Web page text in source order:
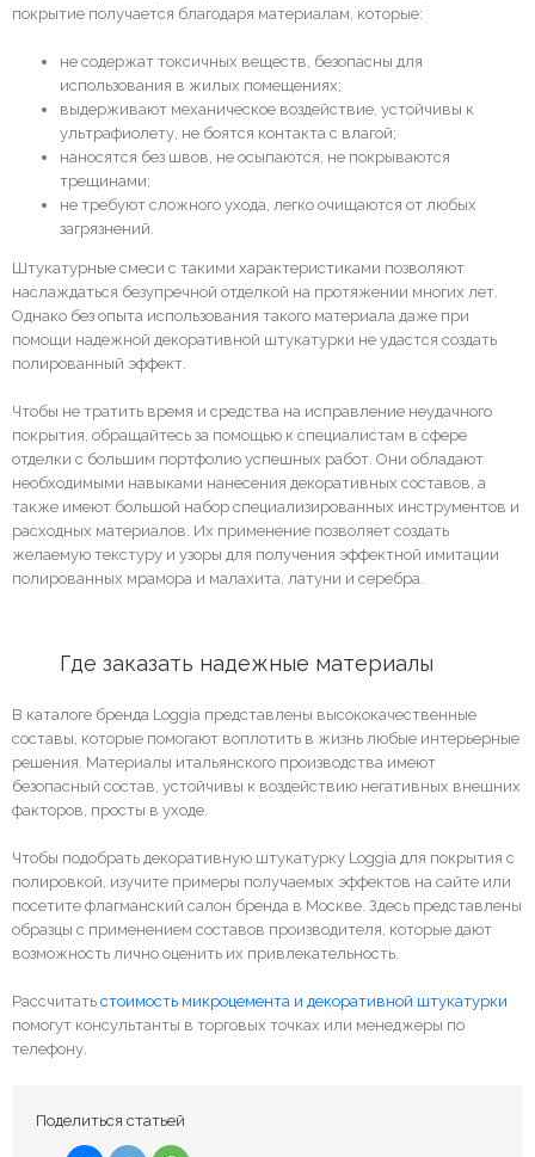
покрытие получается благодаря материалам, которые:
не содержат токсичных веществ, безопасны для
использования в жилых помещениях;
выдерживают механическое воздействие, устойчивы к
ультрафиолету, не боятся контакта с влагой;
наносятся без швов, не осыпаются, не покрываются
трещинами;
не требуют сложного ухода, легко очищаются от любых
загрязнений.
Штукатурные смеси с такими характеристиками позволяют
наслаждаться безупречной отделкой на протяжении многих лет.
Однако без опыта использования такого материала даже при
помощи надежной декоративной штукатурки не удастся создать
полированный эффект.
Чтобы не тратить время и средства на исправление неудачного
покрытия, обращайтесь за помощью к специалистам в сфере
отделки с большим портфолио успешных работ. Они обладают
необходимыми навыками нанесения декоративных составов, а
также имеют большой набор специализированных инструментов и
расходных материалов. Их применение позволяет создать
желаемую текстуру и узоры для получения эффектной имитации
полированных мрамора и малахита, латуни и серебра.
	Где заказать надежные материалы
В каталоге бренда Loggia представлены высококачественные
составы, которые помогают воплотить в жизнь любые интерьерные
решения. Материалы итальянского производства имеют
безопасный состав, устойчивы к воздействию негативных внешних
факторов, просты в уходе.
Чтобы подобрать декоративную штукатурку Loggia для покрытия с
полировкой, изучите примеры получаемых эффектов на сайте или
посетите флагманский салон бренда в Москве. Здесь представлены
образцы с применением составов производителя, которые дают
возможность лично оценить их привлекательность.
Рассчитать стоимость микроцемента и декоративной штукатурки
помогут консультанты в торговых точках или менеджеры по
телефону.
Поделиться статьей